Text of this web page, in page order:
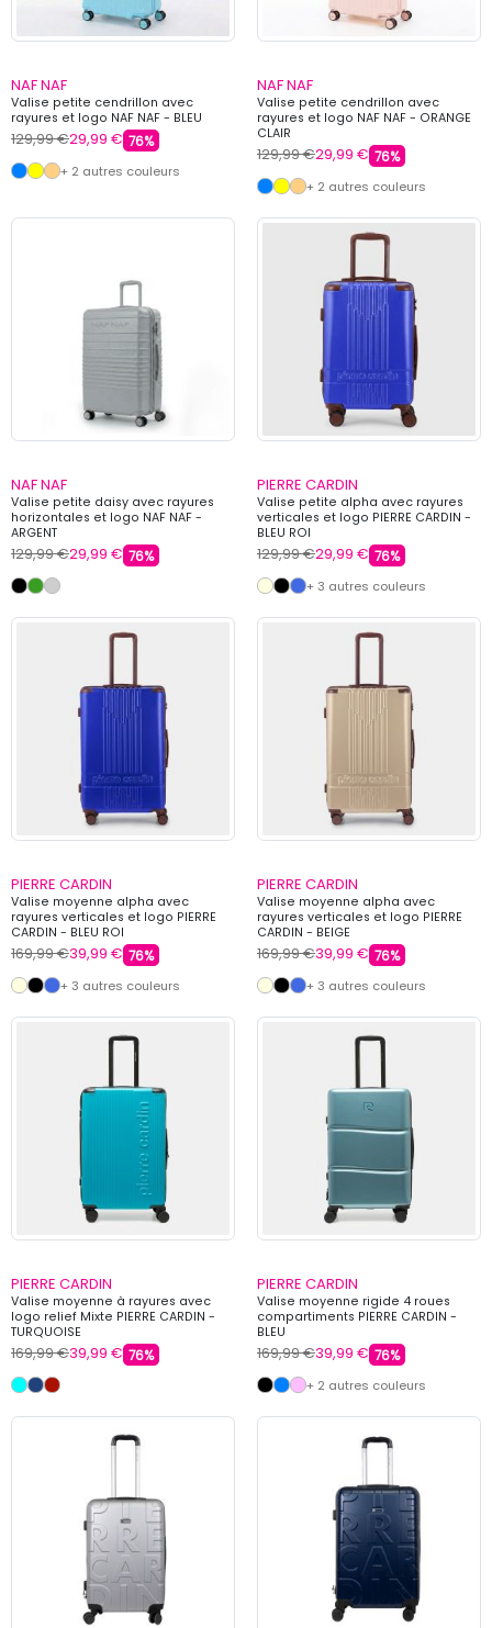
NAF NAF
Valise petite cendrillon avec
rayures et logo NAF NAF - BLEU
129,99 €29,99 € 76%
+ 2 autres couleurs
NAF NAF
Valise petite cendrillon avec
rayures et logo NAF NAF - ORANGE
CLAIR
129,99 €29,99 € 76%
+ 2 autres couleurs
NAF NAF
Valise petite daisy avec rayures
horizontales et logo NAF NAF -
ARGENT
129,99 €29,99 € 76%
PIERRE CARDIN
Valise petite alpha avec rayures
verticales et logo PIERRE CARDIN -
BLEU ROI
129,99 €29,99 € 76%
+ 3 autres couleurs
PIERRE CARDIN
Valise moyenne alpha avec
rayures verticales et logo PIERRE
CARDIN - BLEU ROI
169,99 €39,99 € 76%
+ 3 autres couleurs
PIERRE CARDIN
Valise moyenne alpha avec
rayures verticales et logo PIERRE
CARDIN - BEIGE
169,99 €39,99 € 76%
+ 3 autres couleurs
PIERRE CARDIN
Valise moyenne à rayures avec
logo relief Mixte PIERRE CARDIN -
TURQUOISE
169,99 €39,99 € 76%
PIERRE CARDIN
Valise moyenne rigide 4 roues
compartiments PIERRE CARDIN -
BLEU
169,99 €39,99 € 76%
+ 2 autres couleurs